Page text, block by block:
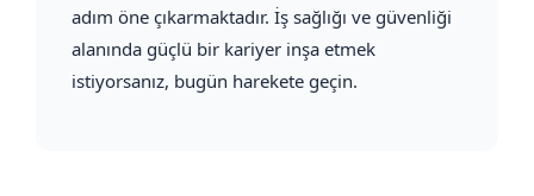
adım öne çıkarmaktadır. İş sağlığı ve güvenliği
alanında güçlü bir kariyer inşa etmek
istiyorsanız, bugün harekete geçin.